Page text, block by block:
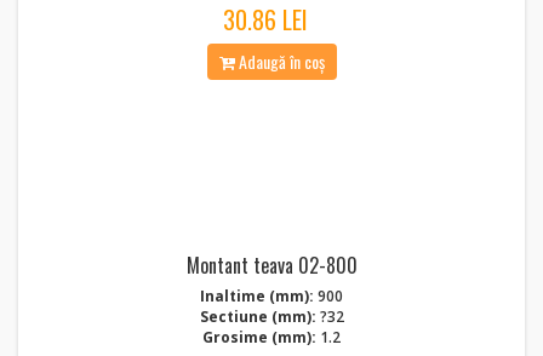
30.86 LEI
Adaugă în coș
Montant teava 02-800
Inaltime (mm): 900
Sectiune (mm): ?32
Grosime (mm): 1.2